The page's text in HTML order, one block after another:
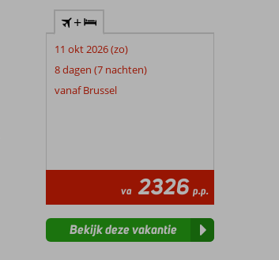
+
11 okt 2026 (zo)
8 dagen (7 nachten)
vanaf Brussel
va 2326 p.p.
Bekijk deze vakantie